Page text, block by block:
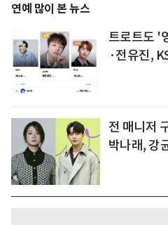
연예 많이 본 뉴스
트로트도 '
·전유진,
전 매니저
박나래, 강